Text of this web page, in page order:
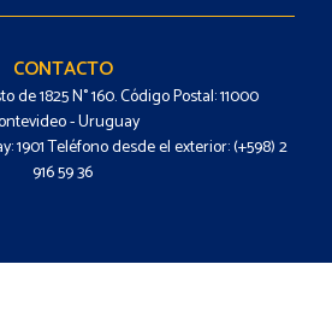
-
Contacto
CONTACTO
de 1825 N° 160. Código Postal: 11000
- Uruguay
1901 Teléfono desde el exterior: (+598) 2
916 59 36